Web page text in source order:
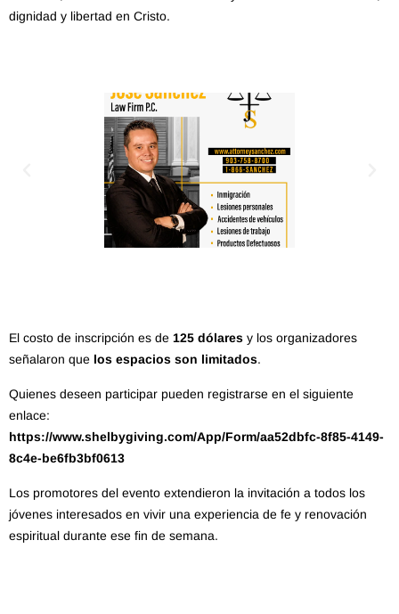
dignidad y libertad en Cristo.
El costo de inscripción es de 125 dólares y los organizadores
señalaron que los espacios son limitados.
Quienes deseen participar pueden registrarse en el siguiente
enlace:
https://www.shelbygiving.com/App/Form/aa52dbfc-8f85-4149-
8c4e-be6fb3bf0613
Los promotores del evento extendieron la invitación a todos los
jóvenes interesados en vivir una experiencia de fe y renovación
espiritual durante ese fin de semana.